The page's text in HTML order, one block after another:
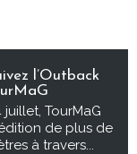
l’Outback
TourMaG
de plus de
à travers...